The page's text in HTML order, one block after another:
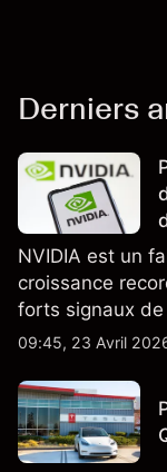
Derniers
NVIDIA est un
croissance
forts signaux
partenaires clés
passées ne
09:45, 23 Avril